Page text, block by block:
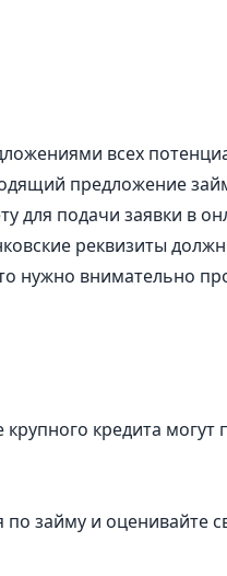
всех
предложение
для подачи заявки в
реквизиты
нужно внимательно
кредита могут
займу и оценивайте